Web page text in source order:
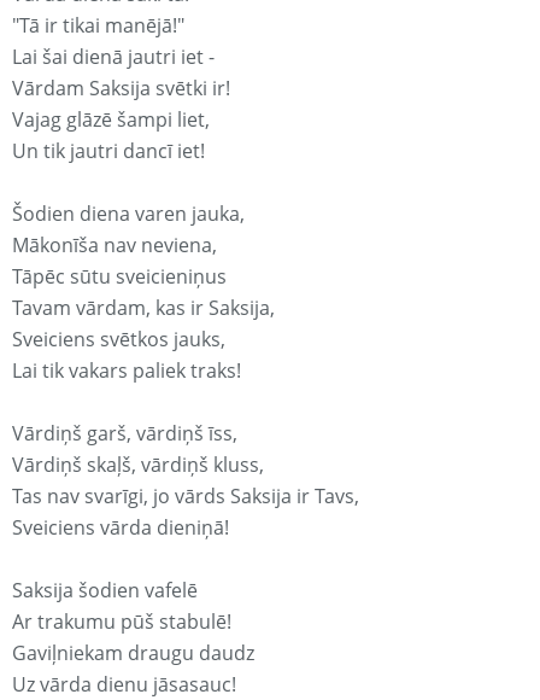
"Tā ir tikai manējā!"
Lai šai dienā jautri iet -
Vārdam Saksija svētki ir!
Vajag glāzē šampi liet,
Un tik jautri dancī iet!
Šodien diena varen jauka,
Mākonīša nav neviena,
Tāpēc sūtu sveicieniņus
Tavam vārdam, kas ir Saksija,
Sveiciens svētkos jauks,
Lai tik vakars paliek traks!
Vārdiņš garš, vārdiņš īss,
Vārdiņš skaļš, vārdiņš kluss,
Tas nav svarīgi, jo vārds Saksija ir Tavs,
Sveiciens vārda dieniņā!
Saksija šodien vafelē
Ar trakumu pūš stabulē!
Gaviļniekam draugu daudz
Uz vārda dienu jāsasauc!